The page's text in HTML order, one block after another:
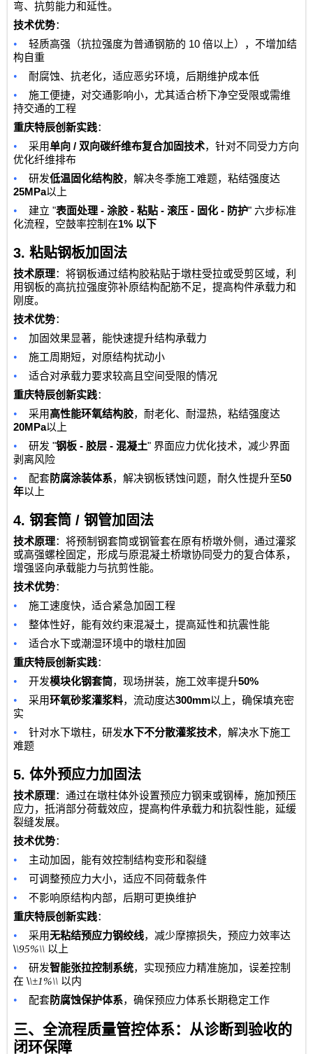
弯、抗剪能力和延性。
技术优势：
• 轻质高强（抗拉强度为普通钢筋的 10倍以上），不增加结
构自重
• 耐腐蚀、抗老化，适应恶劣环境，后期维护成本低
•
施工便捷，对交通影响小，尤其适合桥下净空受限或需维
持交通的工程
重庆特辰创新实践：
• 采用单向 / 双向碳纤维布复合加固技术，针对不同受力方向
优化纤维排布
• 研发低温固化结构胶，解决冬季施工难题，粘结强度达
25MPa以上
• 建立 "表面处理 -涂胶 -粘贴 -滚压 - 固化 - 防护"六步标准
化流程，空鼓率控制在1% 以下
3.粘贴钢板加固法
技术原理：将钢板通过结构胶粘贴于墩柱受拉或受剪区域，利
用钢板的高抗拉强度弥补原结构配筋不足，提高构件承载力和
刚度。
技术优势：
• 加固效果显著，能快速提升结构承载力
• 施工周期短，对原结构扰动小
•
适合对承载力要求较高且空间受限的情况
重庆特辰创新实践：
• 采用高性能环氧结构胶，耐老化、耐湿热，粘结强度达
20MPa以上
• 研发 "钢板 - 胶层 -混凝土" 界面应力优化技术，减少界面
剥离风险
• 配套防腐涂装体系，解决钢板锈蚀问题，耐久性提升至50
年以上
4.钢套筒 /钢管加固法
技术原理：将预制钢套筒或钢管套在原有桥墩外侧，通过灌浆
或高强螺栓固定，形成与原混凝土桥墩协同受力的复合体系，
增强竖向承载能力与抗剪性能。
技术优势：
• 施工速度快，适合紧急加固工程
• 整体性好，能有效约束混凝土，提高延性和抗震性能
•
适合水下或潮湿环境中的墩柱加固
重庆特辰创新实践：
• 开发模块化钢套筒，现场拼装，施工效率提升50%
•
采用环氧砂浆灌浆料，流动度达300mm以上，确保填充密
实
• 针对水下墩柱，研发水下不分散灌浆技术，解决水下施工
难题
5.体外预应力加固法
技术原理：通过在墩柱体外设置预应力钢束或钢棒，施加预压
应力，抵消部分荷载效应，提高构件承载力和抗裂性能，延缓
裂缝发展。
技术优势：
• 主动加固，能有效控制结构变形和裂缝
• 可调整预应力大小，适应不同荷载条件
•
不影响原结构内部，后期可更换维护
重庆特辰创新实践：
• 采用无粘结预应力钢绞线，减少摩擦损失，预应力效率达
\\95%\\ 以上
• 研发智能张拉控制系统，实现预应力精准施加，误差控制
在 \\±1%\\ 以内
• 配套防腐蚀保护体系，确保预应力体系长期稳定工作
三、全流程质量管控体系：从诊断到验收的
闭环保障